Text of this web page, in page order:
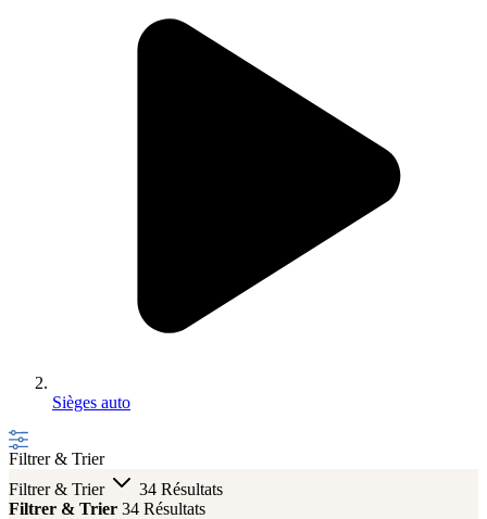
Sièges auto
Filtrer & Trier
Filtrer & Trier
34 Résultats
Filtrer & Trier 34 Résultats